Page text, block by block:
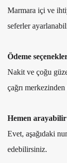
Marmara içi ve
seferler
Ödeme
Nakit ve çoğu
çağrı
Hemen
Evet, aşağıdaki
edebilirsiniz.